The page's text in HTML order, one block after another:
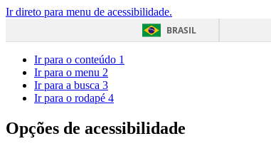
Ir direto para menu de acessibilidade.
BRASIL
Ir para o conteúdo 1
Ir para o menu 2
Ir para a busca 3
Ir para o rodapé 4
Opções de acessibilidade